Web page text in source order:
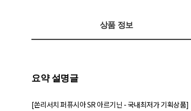
상품 정보
요약 설명글
[쏜리서치 퍼퓨시아 SR 아르기닌 - 국내최저가 기획상품]